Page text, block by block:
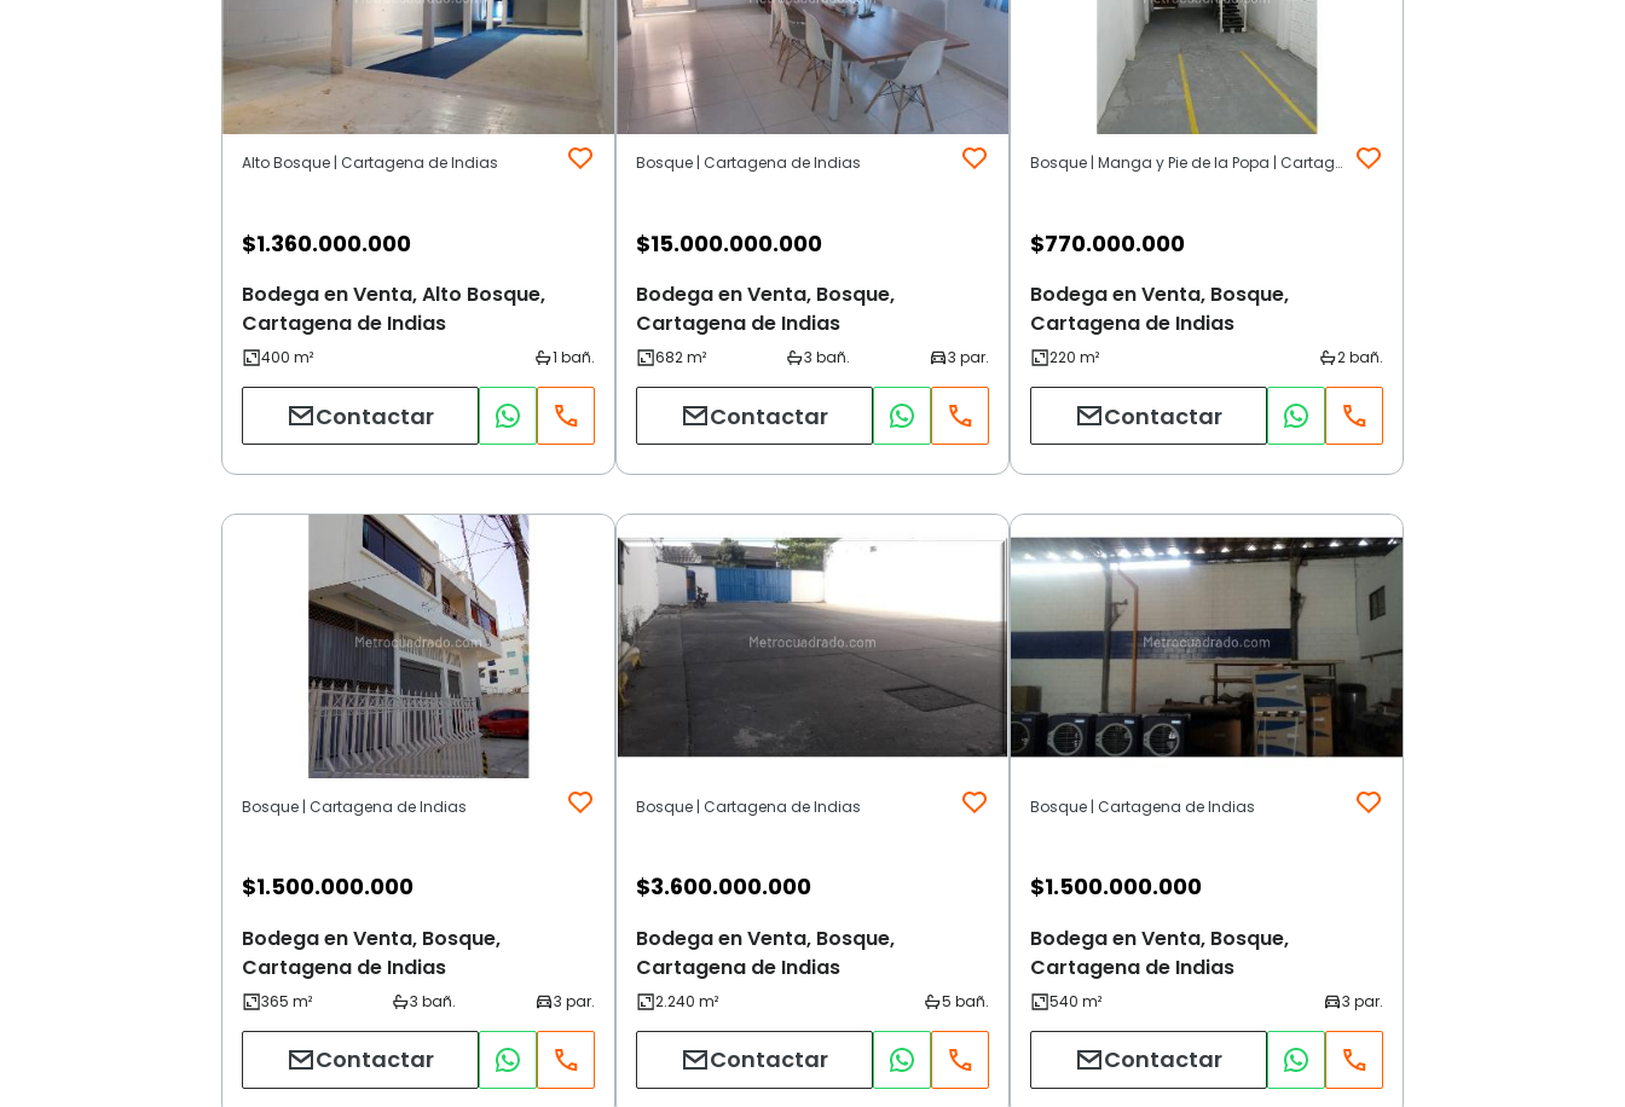
Alto Bosque | Cartagena de Indias
$1.360.000.000
Bodega en Venta, Alto Bosque,
Cartagena de Indias
Contactar
Bosque | Cartagena de Indias
$15.000.000.000
Bodega en Venta, Bosque,
Cartagena de Indias
Contactar
Bosque | Manga y Pie de la Popa | Cartagena de Indias
$770.000.000
Bodega en Venta, Bosque,
Cartagena de Indias
Contactar
Bosque | Cartagena de Indias
$1.500.000.000
Bodega en Venta, Bosque,
Cartagena de Indias
Contactar
Bosque | Cartagena de Indias
$3.600.000.000
Bodega en Venta, Bosque,
Cartagena de Indias
Contactar
Bosque | Cartagena de Indias
$1.500.000.000
Bodega en Venta, Bosque,
Cartagena de Indias
Contactar